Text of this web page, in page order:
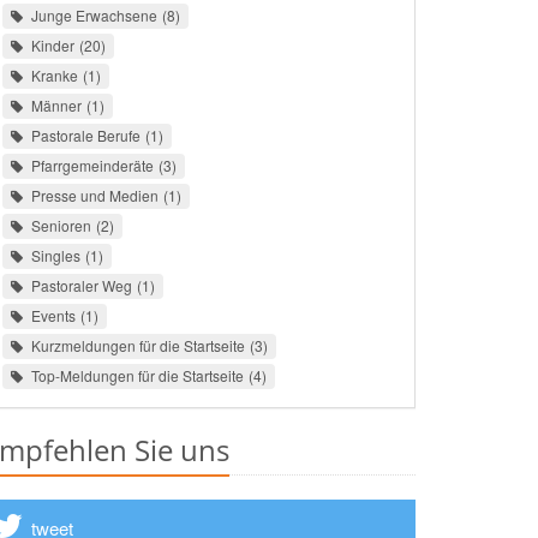
Junge Erwachsene 8
Kinder 20
Kranke 1
Männer 1
Pastorale Berufe 1
Pfarrgemeinderäte 3
Presse und Medien 1
Senioren 2
Singles 1
Pastoraler Weg 1
Events 1
Kurzmeldungen für die Startseite 3
Top-Meldungen für die Startseite 4
Sie uns
tweet